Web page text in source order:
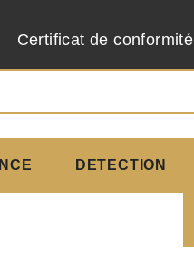
Certificat de conformité
DETECTION